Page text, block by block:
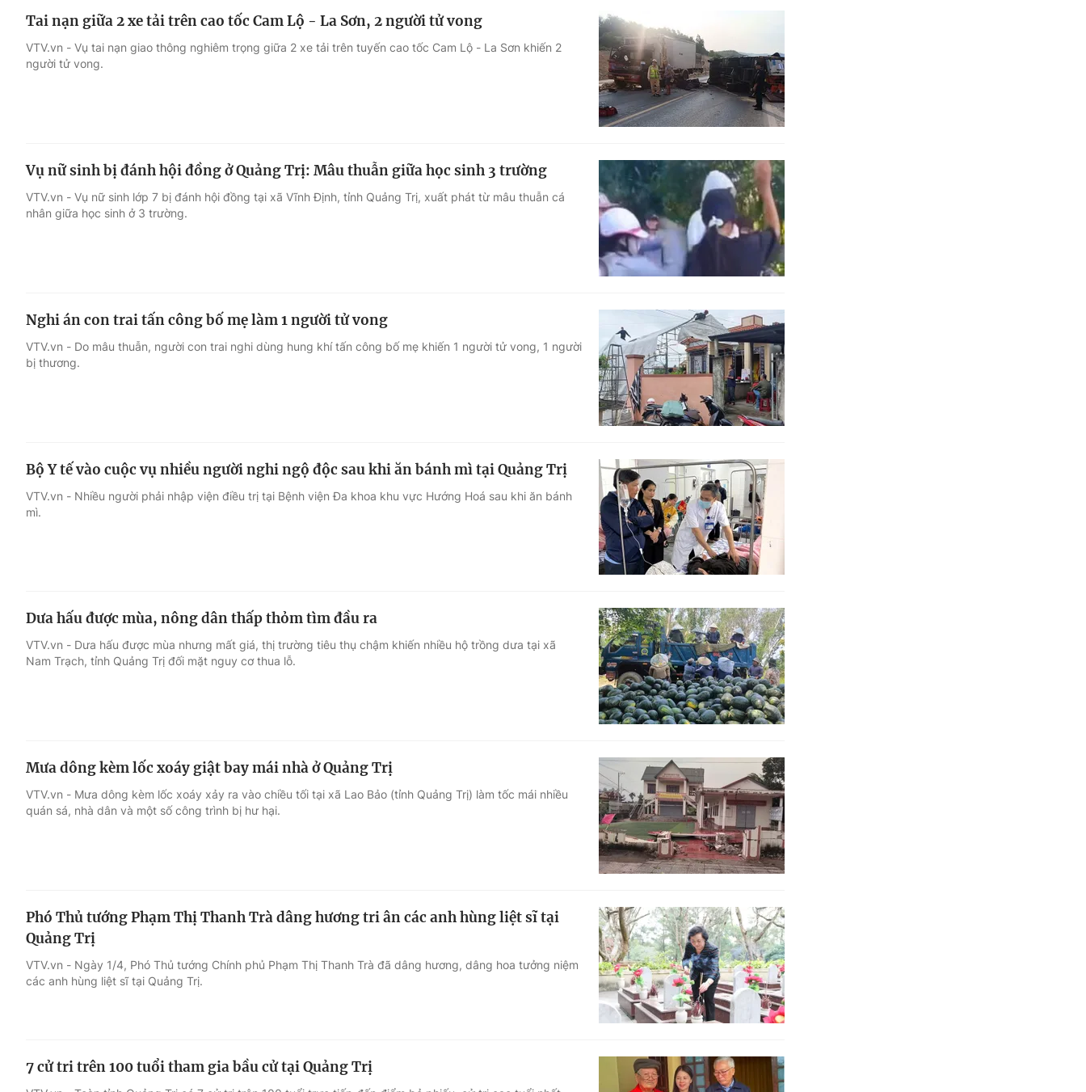
Tai nạn giữa 2 xe tải trên cao tốc Cam Lộ - La Sơn, 2 người tử vong
VTV.vn - Vụ tai nạn giao thông nghiêm trọng giữa 2 xe tải trên tuyến cao tốc Cam Lộ - La Sơn khiến 2
người tử vong.
Vụ nữ sinh bị đánh hội đồng ở Quảng Trị: Mâu thuẫn giữa học sinh 3 trường
VTV.vn - Vụ nữ sinh lớp 7 bị đánh hội đồng tại xã Vĩnh Định, tỉnh Quảng Trị, xuất phát từ mâu thuẫn cá
nhân giữa học sinh ở 3 trường.
Nghi án con trai tấn công bố mẹ làm 1 người tử vong
VTV.vn - Do mâu thuẫn, người con trai nghi dùng hung khí tấn công bố mẹ khiến 1 người tử vong, 1 người
bị thương.
Bộ Y tế vào cuộc vụ nhiều người nghi ngộ độc sau khi ăn bánh mì tại Quảng Trị
VTV.vn - Nhiều người phải nhập viện điều trị tại Bệnh viện Đa khoa khu vực Hướng Hoá sau khi ăn bánh
mì.
Dưa hấu được mùa, nông dân thấp thỏm tìm đầu ra
VTV.vn - Dưa hấu được mùa nhưng mất giá, thị trường tiêu thụ chậm khiến nhiều hộ trồng dưa tại xã
Nam Trạch, tỉnh Quảng Trị đối mặt nguy cơ thua lỗ.
Mưa dông kèm lốc xoáy giật bay mái nhà ở Quảng Trị
VTV.vn - Mưa dông kèm lốc xoáy xảy ra vào chiều tối tại xã Lao Bảo (tỉnh Quảng Trị) làm tốc mái nhiều
quán sá, nhà dân và một số công trình bị hư hại.
Phó Thủ tướng Phạm Thị Thanh Trà dâng hương tri ân các anh hùng liệt sĩ tại
Quảng Trị
VTV.vn - Ngày 1/4, Phó Thủ tướng Chính phủ Phạm Thị Thanh Trà đã dâng hương, dâng hoa tưởng niệm
các anh hùng liệt sĩ tại Quảng Trị.
7 cử tri trên 100 tuổi tham gia bầu cử tại Quảng Trị